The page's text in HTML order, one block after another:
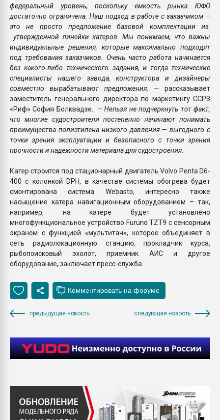
федеральный уровень, поскольку емкость рынка ЮФО
достаточно ограничена. Наш подход в работе с заказчиком –
это не просто предложение базовой комплектации из
утвержденной линейки катеров. Мы понимаем, что важны
индивидуальные решения, которые максимально подходят
под требования заказчиков. Очень часто работа начинается
без какого-либо технического задания, и тогда технические
специалисты нашего завода, конструктора и дизайнеры
совместно вырабатывают предложения, — рассказывает
заместитель генерального директора по маркетингу ССРЗ
«Риф» София Болквадзе. – Нельзя не подчеркнуть тот факт,
что многие судостроители постепенно начинают понимать
преимущества полиэтилена низкого давления — выгодного с
точки зрения эксплуатации и безопасного с точки зрения
прочности и надежности материала для судостроения.
Катер строится под стационарный двигатель Volvo Penta D6-
400 с колонкой DPH, в качестве системы обогрева будет
смонтирована система Webasto, интересно также
насыщение катера навигационным оборудованием – так,
например, на катере будет установлено
многофункциональное устройство Furuno TZT9 с сенсорным
экраном с функцией «мультитач», которое объединяет в
сеть радиолокационную станцию, прокладчик курса,
рыбопоисковый эхолот, приемник АИС и другое
оборудование, заключает пресс-служба.
предыдущая новость следующая новость